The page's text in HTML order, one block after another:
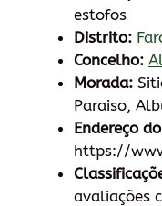
estofos
Distrito:
Concelho:
Morada:
Paraiso,
Endereço
https://
avaliações